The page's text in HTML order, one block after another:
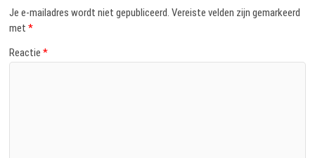
Je e-mailadres wordt niet gepubliceerd. Vereiste velden zijn gemarkeerd
met*
Reactie*